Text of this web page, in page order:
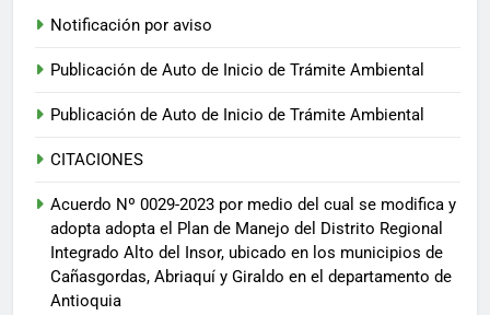
Notificación por aviso
Publicación de Auto de Inicio de Trámite Ambiental
Publicación de Auto de Inicio de Trámite Ambiental
CITACIONES
Acuerdo Nº 0029-2023 por medio del cual se modifica y
adopta adopta el Plan de Manejo del Distrito Regional
Integrado Alto del Insor, ubicado en los municipios de
Cañasgordas, Abriaquí y Giraldo en el departamento de
Antioquia